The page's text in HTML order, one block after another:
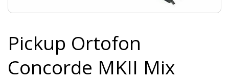
Pickup Ortofon
Concorde MKII Mix